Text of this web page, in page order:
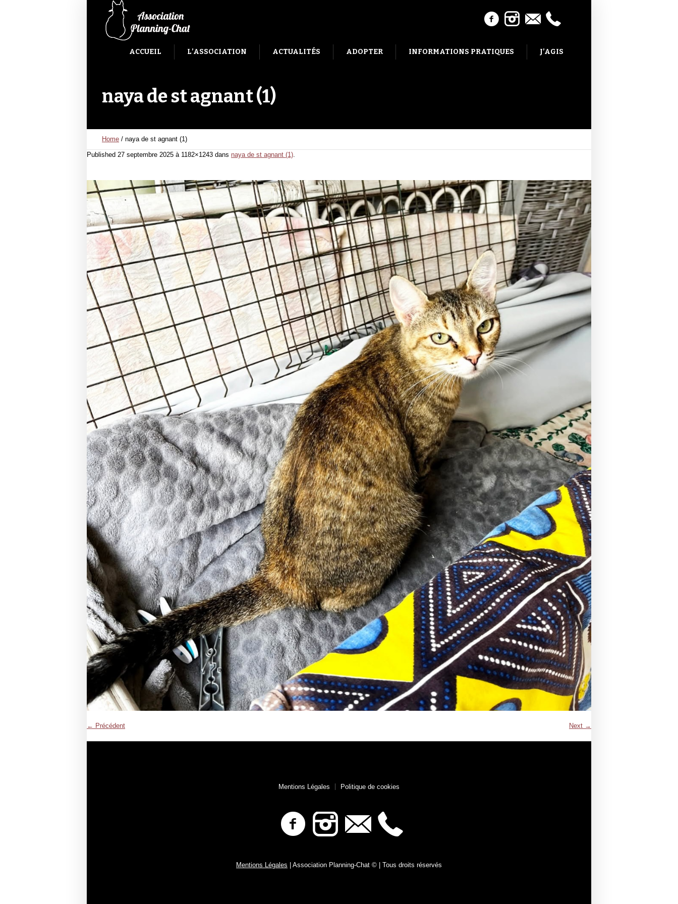
ACCUEIL L’ASSOCIATION ACTUALITÉS ADOPTER INFORMATIONS PRATIQUES J’AGIS
naya de st agnant (1)
Home / naya de st agnant (1)
Published 27 septembre 2025 à 1182×1243 dans naya de st agnant (1).
← Précédent Next →
Mentions Légales Politique de cookies
Mentions Légales | Association Planning-Chat © | Tous droits réservés